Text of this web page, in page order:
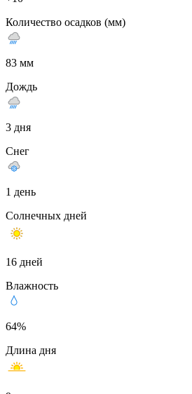
Количество осадков (мм)
83 мм
Дождь
3 дня
Снег
1 день
Солнечных дней
16 дней
Влажность
64%
Длина дня